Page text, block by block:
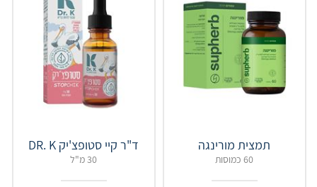
תמצית מורינגה
60 כמוסות 30 מ"ל